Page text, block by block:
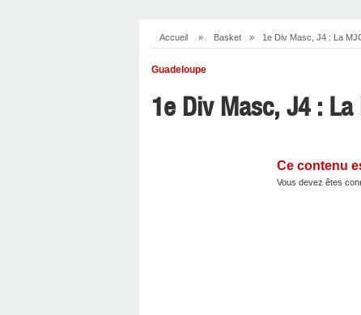
Accueil » Basket » 1e Div Masc, J4 : La
Guadeloupe
1e Div Masc, J4 :
Ce contenu
Vous devez êtes